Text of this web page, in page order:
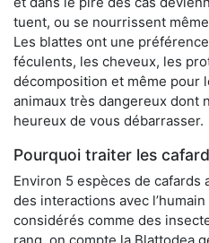
tuent, ou se nourrissent
Les blattes ont une
féculents, les cheveux, les
décomposition et même pour
animaux très dangereux dont
heureux de vous débarrasser.
Pourquoi traiter les
Environ 5 espèces de cafards
des interactions avec
considérés comme des